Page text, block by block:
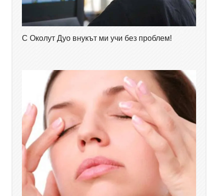
С Околут Дуо внукът ми учи без проблем!